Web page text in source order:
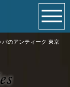
のアンティーク 東京